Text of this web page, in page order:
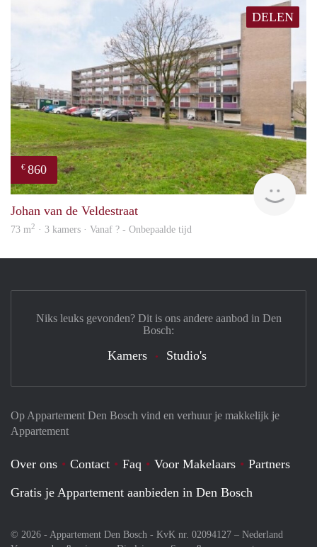
DELEN
€ 860
Johan van de Veldestraat
73 m2 · 3 kamers · Vanaf ? - Onbepaalde tijd
Op Appartement Den Bosch vind en verhuur je makkelijk je
Appartement
Over ons Contact Faq Voor Makelaars
Partners
Gratis je Appartement aanbieden in Den Bosch
© 2026 - Appartement Den Bosch - KvK nr. 02094127 – Nederland
Niks leuks gevonden? Dit is ons andere aanbod in Den
Bosch:
Kamers Studio's